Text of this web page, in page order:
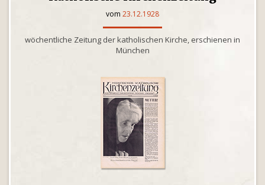
vom 23.12.1928
wöchentliche Zeitung der katholischen Kirche, erschienen in
München